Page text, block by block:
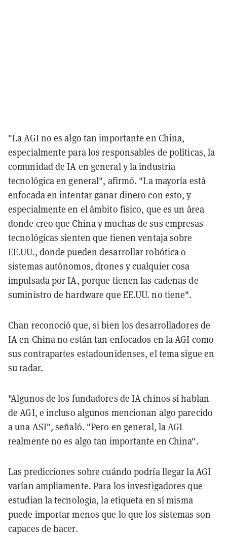
"La AGI no es algo tan importante en China,
especialmente para los responsables de políticas, la
comunidad de IA en general y la industria
tecnológica en general", afirmó. "La mayoría está
enfocada en intentar ganar dinero con esto, y
especialmente en el ámbito físico, que es un área
donde creo que China y muchas de sus empresas
tecnológicas sienten que tienen ventaja sobre
EE.UU., donde pueden desarrollar robótica o
sistemas autónomos, drones y cualquier cosa
impulsada por IA, porque tienen las cadenas de
suministro de hardware que EE.UU. no tiene".
Chan reconoció que, si bien los desarrolladores de
IA en China no están tan enfocados en la AGI como
sus contrapartes estadounidenses, el tema sigue en
su radar.
"Algunos de los fundadores de IA chinos sí hablan
de AGI, e incluso algunos mencionan algo parecido
a una ASI", señaló. "Pero en general, la AGI
realmente no es algo tan importante en China".
Las predicciones sobre cuándo podría llegar la AGI
varían ampliamente. Para los investigadores que
estudian la tecnología, la etiqueta en sí misma
puede importar menos que lo que los sistemas son
capaces de hacer.